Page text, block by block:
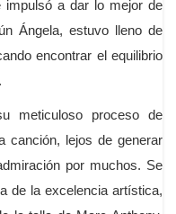
a dar lo mejor de
Ángela, estuvo lleno de
encontrar el equilibrio
meticuloso proceso de
canción, lejos de generar
por muchos. Se
de la excelencia artística,